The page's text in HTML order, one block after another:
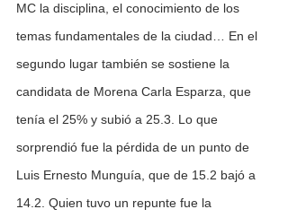
MC la disciplina, el conocimiento de los
temas fundamentales de la ciudad… En el
segundo lugar también se sostiene la
candidata de Morena Carla Esparza, que
tenía el 25% y subió a 25.3. Lo que
sorprendió fue la pérdida de un punto de
Luis Ernesto Munguía, que de 15.2 bajó a
14.2. Quien tuvo un repunte fue la